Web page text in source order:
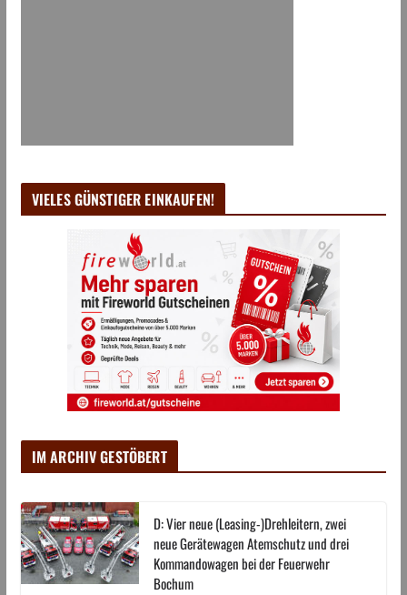
VIELES GÜNSTIGER EINKAUFEN!
IM ARCHIV GESTÖBERT
D: Vier neue (Leasing-)Drehleitern, zwei
neue Gerätewagen Atemschutz und drei
Kommandowagen bei der Feuerwehr
Bochum